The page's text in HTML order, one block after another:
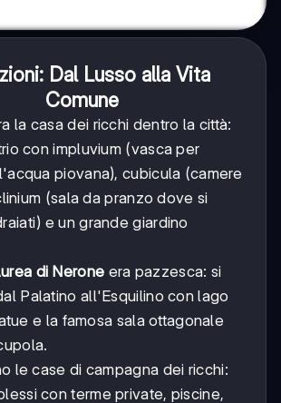
Dal Lusso alla Vita
Comune
la casa dei ricchi dentro la città:
con impluvium (vasca per
piovana), cubicula (camere
(sala da pranzo dove si
e un grande giardino
di Nerone era pazzesca: si
Palatino all'Esquilino con lago
e la famosa sala ottagonale
le case di campagna dei ricchi:
con terme private, piscine,